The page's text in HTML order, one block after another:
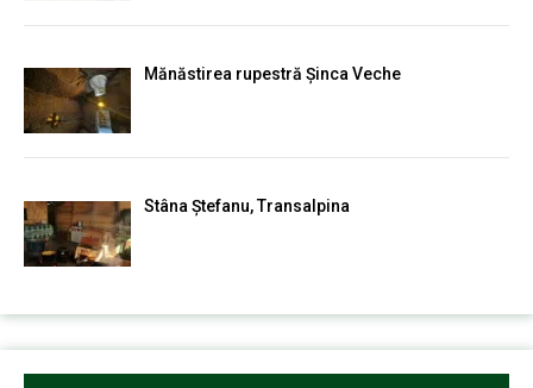
Mănăstirea rupestră Șinca Veche
Stâna Ștefanu, Transalpina